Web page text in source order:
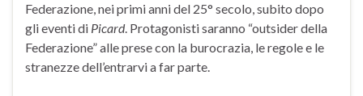
Federazione, nei primi anni del 25° secolo, subito dopo
gli eventi di Picard. Protagonisti saranno “outsider della
Federazione” alle prese con la burocrazia, le regole e le
stranezze dell’entrarvi a far parte.